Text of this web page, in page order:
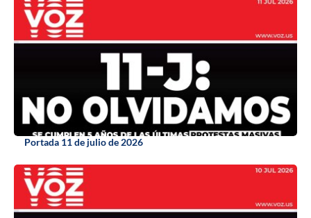
Portada 11 de julio de 2026